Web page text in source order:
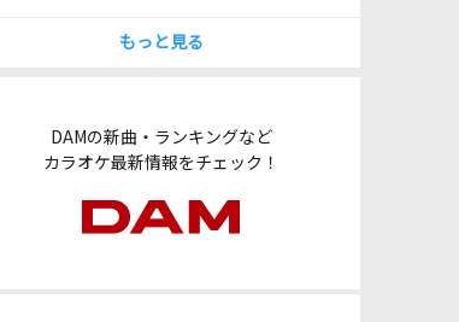
もっと見る
DAMの新曲・ランキングなど
カラオケ最新情報をチェック！